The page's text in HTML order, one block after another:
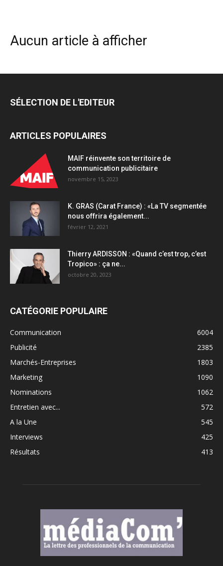
Aucun article à afficher
SÉLECTION DE L'EDITEUR
ARTICLES POPULAIRES
MAIF réinvente son territoire de
communication publicitaire
novembre 15, 2023
K. GRAS (Carat France) : «La TV segmentée
nous offrira également...
février 12, 2021
Thierry ARDISSON : «Quand c’est trop, c’est
Tropico» : ça ne...
octobre 20, 2023
CATÉGORIE POPULAIRE
Communication
6004
Publicité
2385
Marchés-Entreprises
1803
Marketing
1090
Nominations
1062
Entretien avec...
572
A la Une
545
Interviews
425
Résultats
413